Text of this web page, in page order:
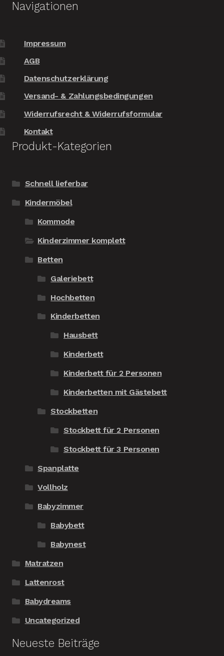
Navigationen
Impressum
AGB
Datenschutzerklärung
Versand- & Zahlungsbedingungen
Widerrufsrecht & Widerrufsformular
Kontakt
Produkt-Kategorien
Schnell lieferbar
Kindermöbel
Kommode
Kinderzimmer komplett
Betten
Galeriebett
Hochbetten
Kinderbetten
Hausbett
Kinderbett
Kinderbett für 2 Personen
Kinderbetten mit Gästebett
Stockbetten
Stockbett für 2 Personen
Stockbett für 3 Personen
Spanplatte
Vollholz
Babyzimmer
Babybett
Babynest
Matratzen
Lattenrost
Babydreams
Uncategorized
Neueste Beiträge